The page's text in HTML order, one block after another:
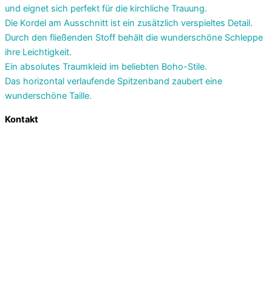
und eignet sich perfekt für die kirchliche Trauung.
Die Kordel am Ausschnitt ist ein zusätzlich verspieltes Detail.
Durch den fließenden Stoff behält die wunderschöne Schleppe
ihre Leichtigkeit.
Ein absolutes Traumkleid im beliebten Boho-Stile.
Das horizontal verlaufende Spitzenband zaubert eine
wunderschöne Taille.
Kontakt